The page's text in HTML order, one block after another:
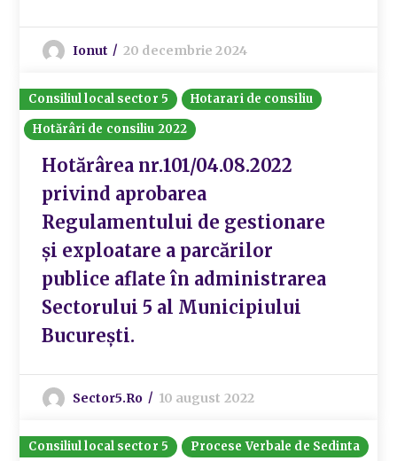
Ionut 20 decembrie 2024
Consiliul local sector 5
Hotarari de consiliu
Hotărâri de consiliu 2022
Hotărârea nr.101/04.08.2022
privind aprobarea
Regulamentului de gestionare
și exploatare a parcărilor
publice aflate în administrarea
Sectorului 5 al Municipiului
București.
Sector5.ro 10 august 2022
Consiliul local sector 5
Procese Verbale de Sedinta